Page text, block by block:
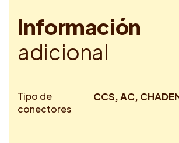
Información
adicional
Tipo de
conectores
CCS, AC,